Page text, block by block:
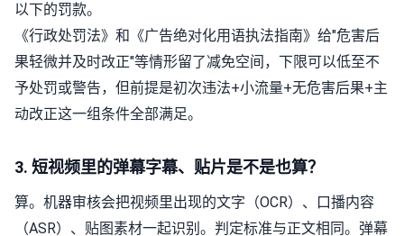
以下的罚款。
《行政处罚法》和《广告绝对化用语执法指南》给"危害后
果轻微并及时改正"等情形留了减免空间，下限可以低至不
予处罚或警告，但前提是初次违法+小流量+无危害后果+主
动改正这一组条件全部满足。
3. 短视频里的弹幕字幕、贴片是不是也算？
算。机器审核会把视频里出现的文字（OCR）、口播内容
（ASR）、贴图素材一起识别。判定标准与正文相同。弹幕